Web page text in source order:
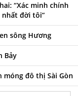
“Xác minh chính
nhất đời tôi”
sông Hương
Bảy
móng đô thị Sài Gòn